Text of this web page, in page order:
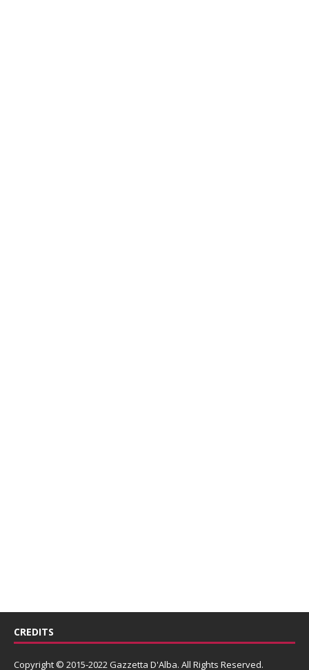
CREDITS
Copyright © 2015-2022 Gazzetta D'Alba. All Rights Reserved.